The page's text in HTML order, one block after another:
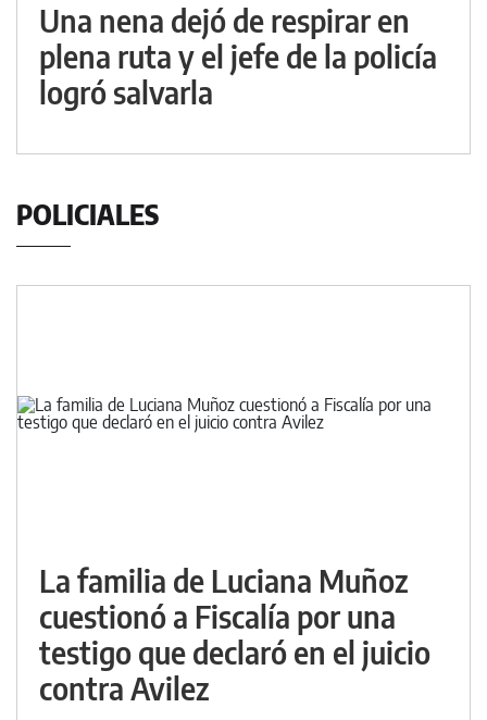
Una nena dejó de respirar en
plena ruta y el jefe de la policía
logró salvarla
POLICIALES
La familia de Luciana Muñoz
cuestionó a Fiscalía por una
testigo que declaró en el juicio
contra Avilez